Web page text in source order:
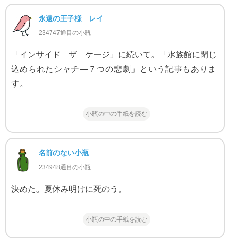
永遠の王子様 レイ
234747通目の小瓶
「インサイド ザ ケージ」に続いて。「水族館に閉じ
込められたシャチ―７つの悲劇」という記事もありま
す。
小瓶の中の手紙を読む
名前のない小瓶
234948通目の小瓶
決めた。夏休み明けに死のう。
小瓶の中の手紙を読む